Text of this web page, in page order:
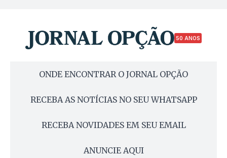
50 ANOS
ONDE ENCONTRAR O JORNAL OPÇÃO
RECEBA AS NOTÍCIAS NO SEU WHATSAPP
RECEBA NOVIDADES EM SEU EMAIL
ANUNCIE AQUI